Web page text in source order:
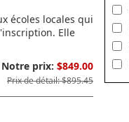
écoles locales qui
Elle
Notre prix: $849.00
Prix de détail: $895.45